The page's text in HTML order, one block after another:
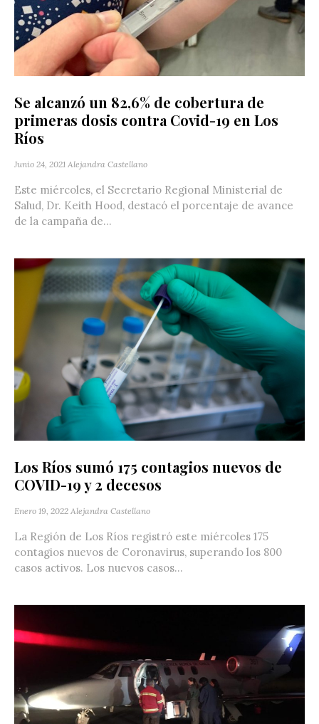
Se alcanzó un 82,6% de cobertura de
primeras dosis contra Covid-19 en Los
Ríos
Junio 24, 2021 Alejandra Castellano
Este miércoles, el Secretario Regional Ministerial de
Salud, Dr. Keith Hood, destacó el porcentaje de avance
de la campaña de...
Los Ríos sumó 175 contagios nuevos de
COVID-19 y 2 decesos
Enero 19, 2022 Alejandra Castellano
La Región de Los Ríos registró este miércoles 175
contagios nuevos de Coronavirus, superando los 800
casos activos. Los nuevos casos...